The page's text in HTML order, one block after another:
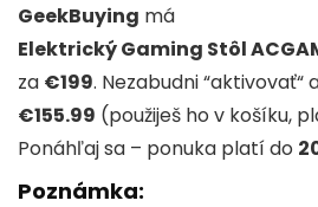
GeekBuying má
Elektrický Gaming Stôl
za €199. Nezabudni “aktivovať“
€155.99 (použiješ ho v košíku,
Ponáhľaj sa – ponuka platí do
Poznámka: